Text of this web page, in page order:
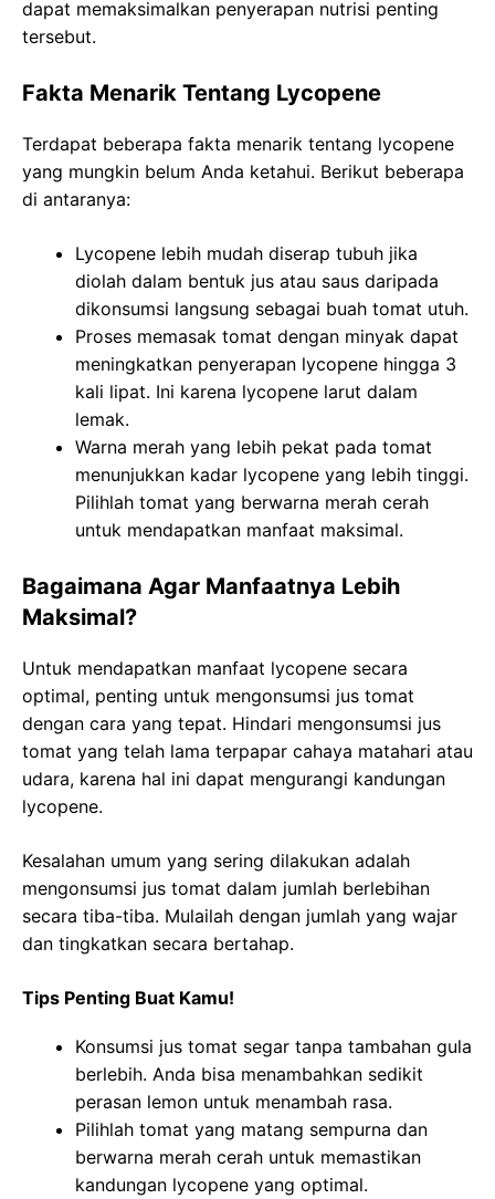
dapat memaksimalkan penyerapan nutrisi penting
tersebut.
Fakta Menarik Tentang Lycopene
Terdapat beberapa fakta menarik tentang lycopene
yang mungkin belum Anda ketahui. Berikut beberapa
di antaranya:
Lycopene lebih mudah diserap tubuh jika
diolah dalam bentuk jus atau saus daripada
dikonsumsi langsung sebagai buah tomat utuh.
Proses memasak tomat dengan minyak dapat
meningkatkan penyerapan lycopene hingga 3
kali lipat. Ini karena lycopene larut dalam
lemak.
Warna merah yang lebih pekat pada tomat
menunjukkan kadar lycopene yang lebih tinggi.
Pilihlah tomat yang berwarna merah cerah
untuk mendapatkan manfaat maksimal.
Bagaimana Agar Manfaatnya Lebih
Maksimal?
Untuk mendapatkan manfaat lycopene secara
optimal, penting untuk mengonsumsi jus tomat
dengan cara yang tepat. Hindari mengonsumsi jus
tomat yang telah lama terpapar cahaya matahari atau
udara, karena hal ini dapat mengurangi kandungan
lycopene.
Kesalahan umum yang sering dilakukan adalah
mengonsumsi jus tomat dalam jumlah berlebihan
secara tiba-tiba. Mulailah dengan jumlah yang wajar
dan tingkatkan secara bertahap.
Tips Penting Buat Kamu!
Konsumsi jus tomat segar tanpa tambahan gula
berlebih. Anda bisa menambahkan sedikit
perasan lemon untuk menambah rasa.
Pilihlah tomat yang matang sempurna dan
berwarna merah cerah untuk memastikan
kandungan lycopene yang optimal.